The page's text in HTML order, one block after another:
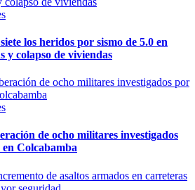
los heridos por sismo de 5.0 en
y colapso de viviendas
de ocho militares investigados
Colcabamba